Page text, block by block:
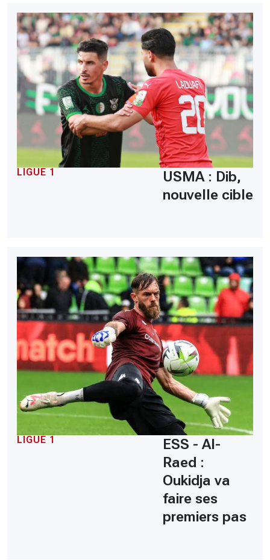
LIGUE 1
USMA : Dib,
nouvelle cible
LIGUE 1
ESS - Al-
Raed :
Oukidja va
faire ses
premiers pas